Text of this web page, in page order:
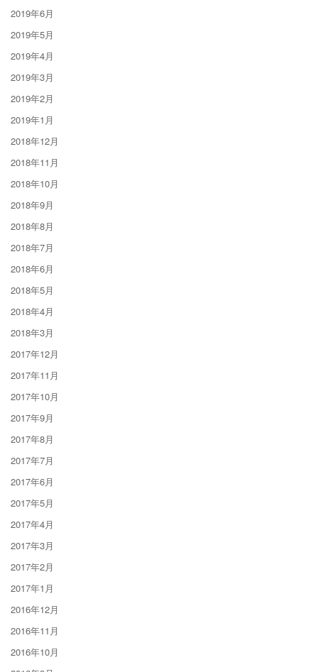
2019年6月
2019年5月
2019年4月
2019年3月
2019年2月
2019年1月
2018年12月
2018年11月
2018年10月
2018年9月
2018年8月
2018年7月
2018年6月
2018年5月
2018年4月
2018年3月
2017年12月
2017年11月
2017年10月
2017年9月
2017年8月
2017年7月
2017年6月
2017年5月
2017年4月
2017年3月
2017年2月
2017年1月
2016年12月
2016年11月
2016年10月